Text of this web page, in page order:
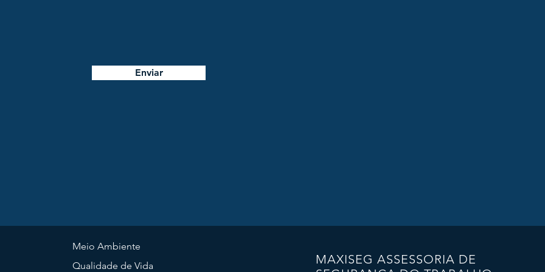
Enviar
Meio Ambiente
Qualidade de Vida
MAXISEG ASSESSORIA DE